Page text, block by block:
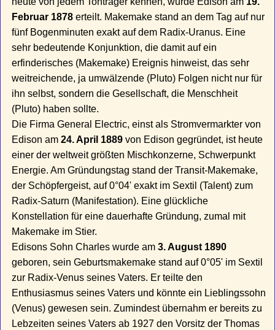
Februar 1878 erteilt. Makemake stand an dem Tag auf nur
fünf Bogenminuten exakt auf dem Radix-Uranus. Eine
sehr bedeutende Konjunktion, die damit auf ein
erfinderisches (Makemake) Ereignis hinweist, das sehr
weitreichende, ja umwälzende (Pluto) Folgen nicht nur für
ihn selbst, sondern die Gesellschaft, die Menschheit
(Pluto) haben sollte.
Die Firma General Electric, einst als Stromvermarkter von
Edison am24. April 1889 von Edison gegründet, ist heute
einer der weltweit größten Mischkonzerne, Schwerpunkt
Energie. Am Gründungstag stand der Transit-Makemake,
der Schöpfergeist, auf 0°04' exakt im Sextil (Talent) zum
Radix-Saturn (Manifestation). Eine glückliche
Konstellation für eine dauerhafte Gründung, zumal mit
Makemake im Stier.
Edisons Sohn Charles wurde am3. August 1890
geboren, sein Geburtsmakemake stand auf 0°05' im Sextil
zur Radix-Venus seines Vaters. Er teilte den
Enthusiasmus seines Vaters und könnte ein Lieblingssohn
(Venus) gewesen sein. Zumindest übernahm er bereits zu
Lebzeiten seines Vaters ab 1927 den Vorsitz der Thomas